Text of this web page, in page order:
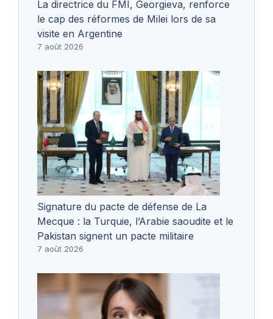
La directrice du FMI, Georgieva, renforce
le cap des réformes de Milei lors de sa
visite en Argentine
7 août 2026
Signature du pacte de défense de La
Mecque : la Turquie, l’Arabie saoudite et le
Pakistan signent un pacte militaire
7 août 2026